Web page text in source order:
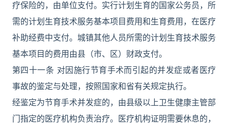
疗保险的，由单位支付。实行计划生育的国家公务员，所
需的计划生育技术服务基本项目费用和生育费用，在医疗
补助经费中支付。城镇其他人员所需的计划生育技术服务
基本项目的费用由县（市、区）财政支付。
第四十一条 对因施行节育手术而引起的并发症或者医疗
事故的鉴定与处理，按照国家和省有关规定执行。
经鉴定为节育手术并发症的，由县级以上卫生健康主管部
门指定的医疗机构负责治疗。医疗机构证明需要休息的，